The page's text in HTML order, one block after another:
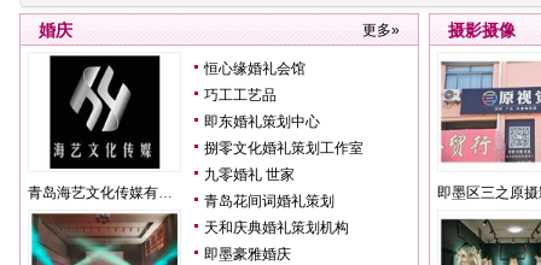
更多»
婚庆
青岛海艺文化传媒有限公司
恒心缘婚礼会馆
巧工工艺品
即东婚礼策划中心
捌零文化婚礼策划工作室
九零婚礼 世家
青岛花间词婚礼策划
天和庆典婚礼策划机构
即墨豪雅婚庆
摄影摄像
即墨区三之原摄影